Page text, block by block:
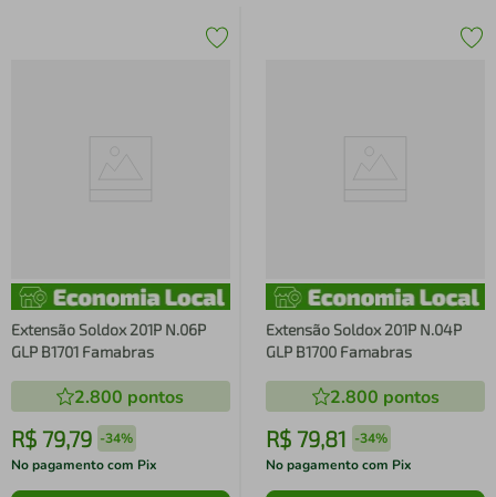
Extensão Soldox 201P N.06P
GLP B1701 Famabras
2.800 pontos
R$ 79,79 -34%
No pagamento com Pix
Extensão Soldox 201P N.04P
GLP B1700 Famabras
2.800 pontos
R$ 79,81 -34%
No pagamento com Pix